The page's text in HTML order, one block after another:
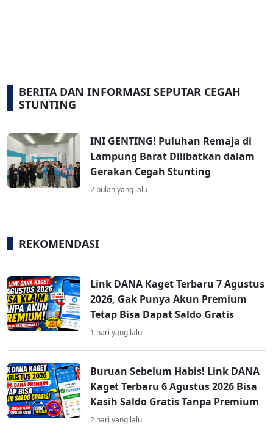
BERITA DAN INFORMASI SEPUTAR CEGAH
STUNTING
INI GENTING! Puluhan Remaja di
Lampung Barat Dilibatkan dalam
Gerakan Cegah Stunting
2 bulan yang lalu
REKOMENDASI
Link DANA Kaget Terbaru 7 Agustus
2026, Gak Punya Akun Premium
Tetap Bisa Dapat Saldo Gratis
1 hari yang lalu
Buruan Sebelum Habis! Link DANA
Kaget Terbaru 6 Agustus 2026 Bisa
Kasih Saldo Gratis Tanpa Premium
2 hari yang lalu